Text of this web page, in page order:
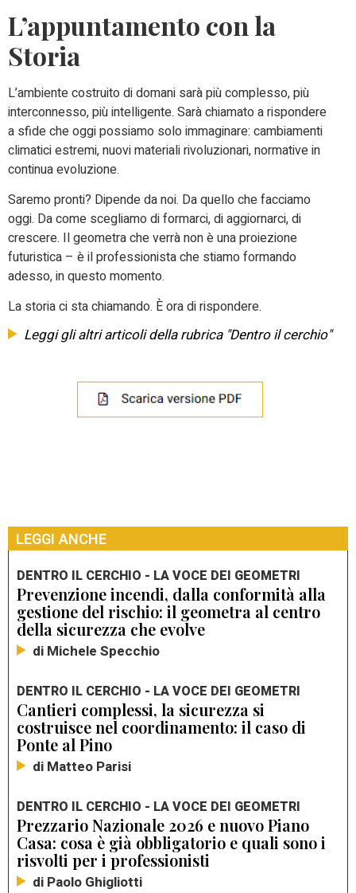
L’appuntamento con la
Storia
L’ambiente costruito di domani sarà più complesso, più
interconnesso, più intelligente. Sarà chiamato a rispondere
a sfide che oggi possiamo solo immaginare: cambiamenti
climatici estremi, nuovi materiali rivoluzionari, normative in
continua evoluzione.
Saremo pronti? Dipende da noi. Da quello che facciamo
oggi. Da come scegliamo di formarci, di aggiornarci, di
crescere. Il geometra che verrà non è una proiezione
futuristica – è il professionista che stiamo formando
adesso, in questo momento.
La storia ci sta chiamando. È ora di rispondere.
Leggi gli altri articoli della rubrica "Dentro il cerchio"
LEGGI ANCHE
DENTRO IL CERCHIO - LA VOCE DEI GEOMETRI
Prevenzione incendi, dalla conformità alla
gestione del rischio: il geometra al centro
della sicurezza che evolve
di Michele Specchio
DENTRO IL CERCHIO - LA VOCE DEI GEOMETRI
Cantieri complessi, la sicurezza si
costruisce nel coordinamento: il caso di
Ponte al Pino
di Matteo Parisi
DENTRO IL CERCHIO - LA VOCE DEI GEOMETRI
Prezzario Nazionale 2026 e nuovo Piano
Casa: cosa è già obbligatorio e quali sono i
risvolti per i professionisti
di Paolo Ghigliotti